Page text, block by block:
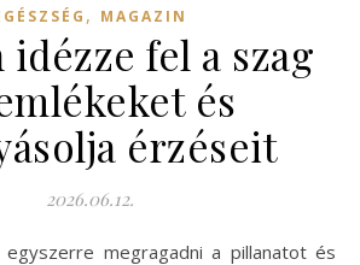
, MAGAZIN
idézze fel a szag
és
érzéseit
2026.06.12.